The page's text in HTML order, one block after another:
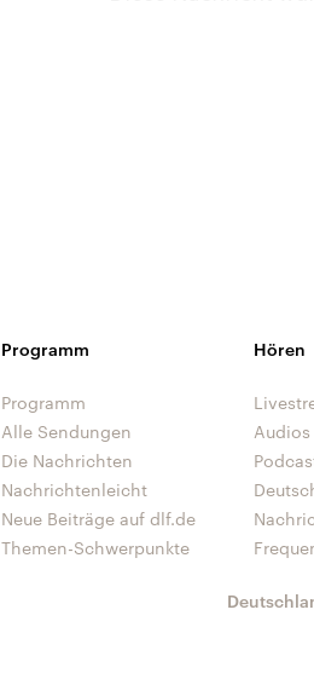
Programm
Programm
Alle Sendungen
Die Nachrichten
Nachrichtenleicht
Neue Beiträge auf dlf.de
Themen-Schwerpunkte
Hören
Audios